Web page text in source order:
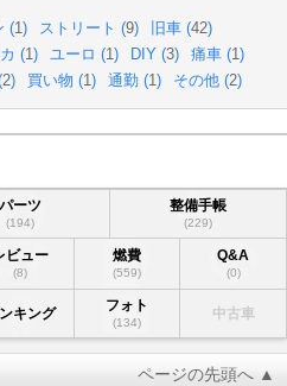
(1) ストリート (9) 旧車 (42)
(1) ユーロ (1) DIY (3) 痛車 (1)
2) 買い物 (1) 通勤 (1) その他 (2)
パーツ
(194)
整備手帳
(229)
ビュー
(8)
燃費
(559)
Q&A
(0)
キング フォト
(134)
中古車
ページの先頭へ ▲